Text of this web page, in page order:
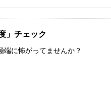
」チェック
端に怖がってませんか？